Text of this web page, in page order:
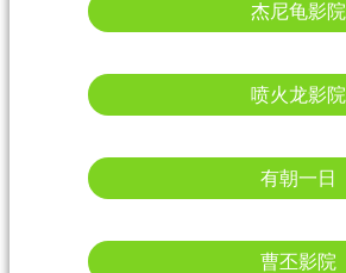
杰尼龟影院
喷火龙影院
有朝一日
曹丕影院